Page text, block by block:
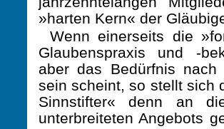
»harten Kern« der
Wenn einerseits die
Glaubenspraxis und -
aber das Bedürfnis
sein scheint, so stellt sich
Sinnstifter« denn an
unterbreiteten Angebots